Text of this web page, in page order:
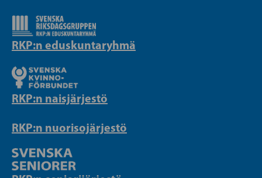
RKP:n eduskuntaryhmä
RKP:n naisjärjestö
RKP:n nuorisojärjestö